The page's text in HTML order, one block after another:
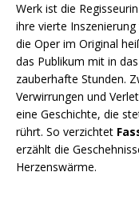
Werk ist die
ihre vierte
die Oper im Original
das Publikum mit in
zauberhafte Stunden.
Verwirrungen und
eine Geschichte, die
rührt. So verzichtet
erzählt die
Herzenswärme.